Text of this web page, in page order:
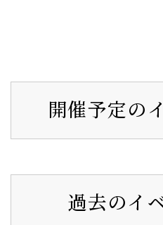
開催予定の
過去のイ